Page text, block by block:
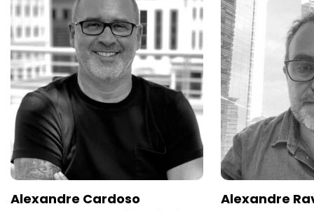
Alexandre Cardoso Alexandre